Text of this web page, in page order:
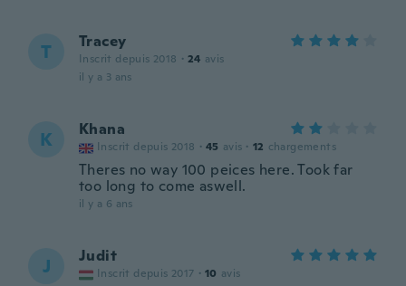
T Tracey
Inscrit depuis 2018 · 24 avis
il y a 3 ans
K Khana
Inscrit depuis 2018 · 45 avis · 12 chargements
Theres no way 100 peices here. Took far
too long to come aswell.
il y a 6 ans
J Judit
Inscrit depuis 2017 · 10 avis